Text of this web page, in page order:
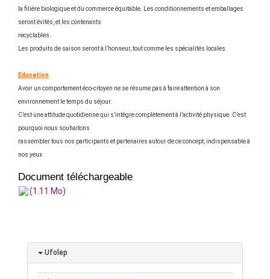
la filière biologique et du commerce équitable. Les conditionnements et emballages
seront évités, et les contenants
recyclables.
Les produits de saison seront à l’honneur, tout comme les spécialités locales.
Education
Avoir un comportement éco-citoyen ne se résume pas à faire attention à son
environnement le temps du séjour.
C’est une attitude quotidienne qui s’intègre complètement à l’activité physique. C’est
pourquoi nous souhaitons
rassembler tous nos participants et partenaires autour de ce concept, indispensable à
nos yeux
Document téléchargeable
(1.11 Mo)
Ufolep